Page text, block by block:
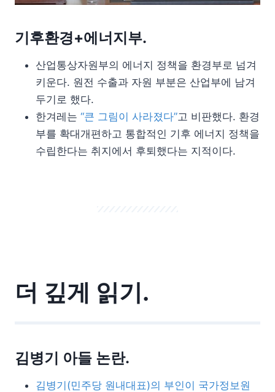
기후환경+에너지부.
산업통상자원부의 에너지 정책을 환경부로 넘겨
키운다. 원전 수출과 자원 부분은 산업부에 남겨
두기로 했다.
한겨레는 “큰 그림이 사라졌다”고 비판했다. 환경
부를 확대개편하고 통합적인 기후 에너지 정책을
수립한다는 취지에서 후퇴했다는 지적이다.
더 깊게 읽기.
김병기 아들 논란.
김병기(민주당 원내대표)의 부인이 국가정보원